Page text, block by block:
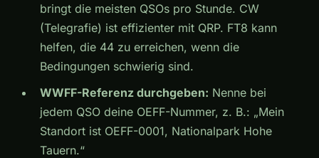
bringt die meisten QSOs pro Stunde. CW
(Telegrafie) ist effizienter mit QRP. FT8 kann
helfen, die 44 zu erreichen, wenn die
Bedingungen schwierig sind.
WWFF-Referenz durchgeben: Nenne bei
jedem QSO deine OEFF-Nummer, z. B.: „Mein
Standort ist OEFF-0001, Nationalpark Hohe
Tauern.“